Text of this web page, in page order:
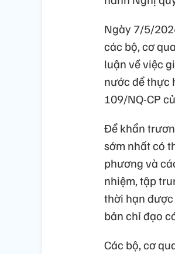
Ngày 7/5/
các bộ, cơ
luận về việc
nước để thực
109/NQ-CP
Để khẩn
sớm nhất có
phương và
nhiệm, tập
thời hạn
bản chỉ đạo
Các bộ, cơ